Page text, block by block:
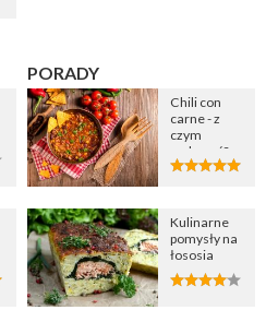
PORADY
Chili con
carne - z
czym
podawać?
Kulinarne
pomysły na
łososia